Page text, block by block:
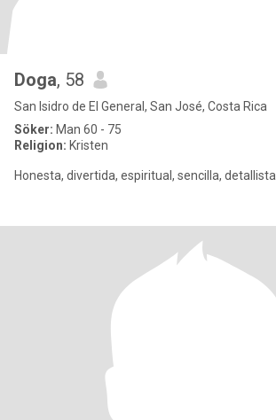
Doga, 58
San Isidro de El General, San José, Costa Rica
Söker: Man 60 - 75
Religion: Kristen
Honesta, divertida, espiritual, sencilla, detallista